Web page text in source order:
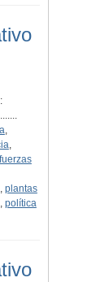
,
,
fuerzas
, plantas
, política